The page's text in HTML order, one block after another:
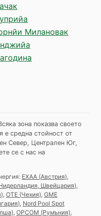
Милановак
зона показва своето
е средна стойност от
Север, Централен Юг,
се с нас на
EXAA (Австрия)
Швейцария)
) OTE (Чехия) GME
) Nord Pool Spot
) OPCOM (Румъния)